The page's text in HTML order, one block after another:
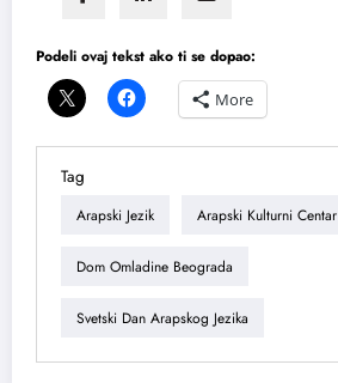
Podeli ovaj tekst ako ti se dopao:
More
Tag
Arapski Jezik Arapski Kulturni Centar
Dom Omladine Beograda
Svetski Dan Arapskog Jezika